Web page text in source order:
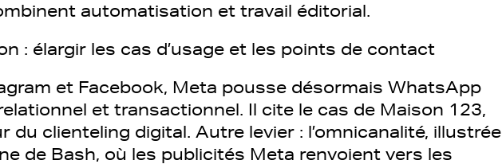
automatisation et travail éditorial.
: élargir les cas d’usage et les points de contact
et Facebook, Meta pousse désormais WhatsApp
et transactionnel. Il cite le cas de Maison 123,
du clienteling digital. Autre levier : l’omnicanalité, illustrée
de Bash, où les publicités Meta renvoient vers les